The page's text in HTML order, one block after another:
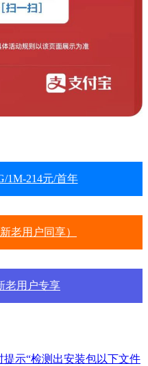
1M-214元/首年
老用户同享）
老用户专享
提示“检测出安装包以下文件